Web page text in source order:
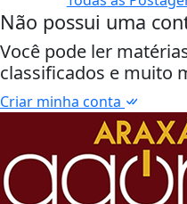
Não possui uma
Você pode ler
classificados e muito
Criar minha conta